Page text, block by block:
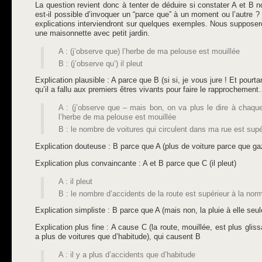
La question revient donc à tenter de déduire si constater A et B
est-il possible d’invoquer un “parce que” à un moment ou l’autre
explications interviendront sur quelques exemples. Nous
une maisonnette avec petit jardin.
A : (j’observe que) l’herbe de ma pelouse est mouillée
B : (j’observe qu’) il pleut
Explication plausible : A parce que B (si si, je vous jure ! Et
qu’il a fallu aux premiers êtres vivants pour faire le
A : (j’observe que – mais bon, on va plus le dire à
l’herbe de ma pelouse est mouillée
B : le nombre de voitures qui circulent dans ma rue est
Explication douteuse : B parce que A (plus de voiture parce que
Explication plus convaincante : A et B parce que C (il pleut)
A : il pleut
B : le nombre d’accidents de la route est supérieur à la
Explication simpliste : B parce que A (mais non, la pluie à elle
Explication plus fine : A cause C (la route, mouillée, est plus
a plus de voitures que d’habitude), qui causent B
A : il y a plus d’accidents que d’habitude